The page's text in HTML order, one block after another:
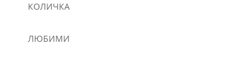
КОЛИЧКА
ЛЮБИМИ